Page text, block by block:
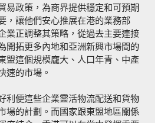
易政策，為商界提供穩定和可預期
，讓他們安心推展在港的業務部
業正調整其策略，從過去主要連接
開拓更多內地和亞洲新興市場間的
盟這個規模龐大、人口年青、中產
速的市場。
利便這些企業靈活物流配送和貨物
場的計劃。而國家跟東盟地區關係